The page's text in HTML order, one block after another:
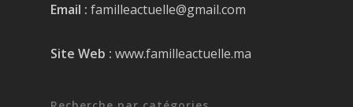
Email : familleactuelle@gmail.com
Site Web : www.familleactuelle.ma